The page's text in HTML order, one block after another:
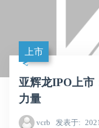
上市
亚辉龙IPO上市
力量
vcrb 发表于